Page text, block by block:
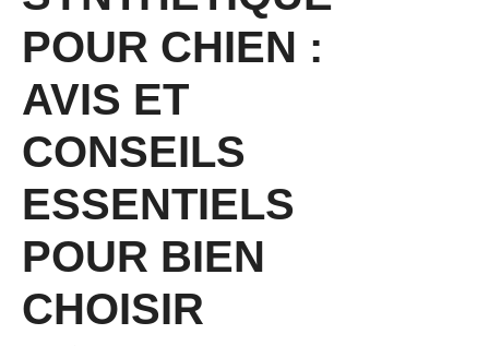
POUR CHIEN :
AVIS ET
CONSEILS
ESSENTIELS
POUR BIEN
CHOISIR